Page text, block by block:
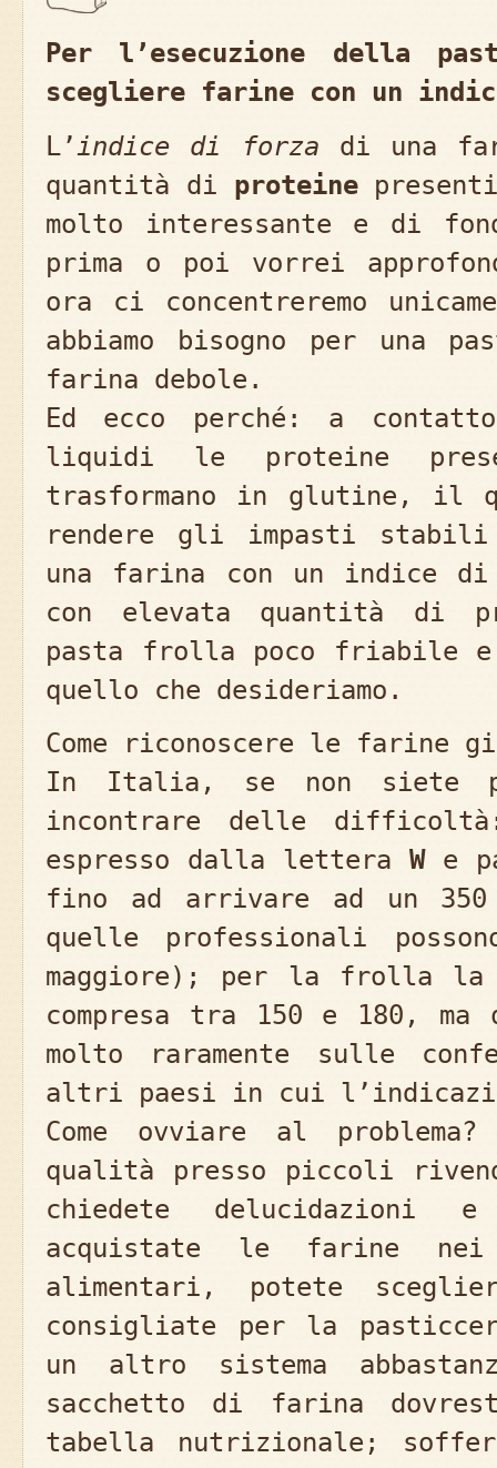
Per l’esecuzione della
scegliere farine con un
L’indice di forza di una
quantità di proteinepresenti
molto interessante e di
prima o poi vorrei
ora ci concentreremo
abbiamo bisogno per una
farina debole.
Ed ecco perché: a
liquidi le proteine
trasformano in glutine, il
rendere gli impasti stabili
una farina con un indice
con elevata quantità di
pasta frolla poco friabile
quello che desideriamo.
Come riconoscere le farine
In Italia, se non siete
incontrare delle
espresso dalla lettera We
fino ad arrivare ad un
quelle professionali
maggiore); per la frolla la
compresa tra 150 e 180,
molto raramente sulle
altri paesi in cui
Come ovviare al
qualità presso piccoli
chiedete delucidazioni
acquistate le farine nei
alimentari, potete
consigliate per la
un altro sistema
sacchetto di farina
tabella nutrizionale;